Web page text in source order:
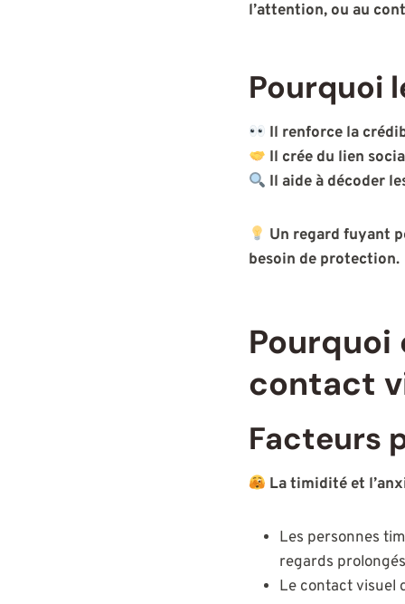
l’attention, ou au
Pourquoi
Il renforce la
Il crée du lien
Il aide à décoder
Un regard fuyant
besoin de protection.
contact
Facteurs
La timidité et
Les personnes
regards
Le contact visuel